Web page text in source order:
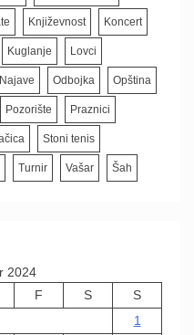
Književnost Koncert
Kuglanje Lovci
Najave Odbojka Opština
Pozorište Praznici
Stoni tenis
Turnir Vašar Šah
2024
F S
S
1